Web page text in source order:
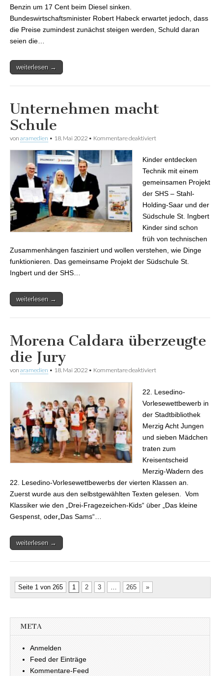
Benzin um 17 Cent beim Diesel sinken.
Bundeswirtschaftsminister Robert Habeck erwartet jedoch, dass
die Preise zumindest zunächst steigen werden, Schuld daran
seien die…
weiterlesen →
Unternehmen macht
Schule
von aramedien • 18. Mai 2022 • Kommentare deaktiviert
Kinder entdecken
Technik mit einem
gemeinsamen Projekt
der SHS – Stahl-
Holding-Saar und der
Südschule St. Ingbert
Kinder sind schon
früh von technischen
Zusammenhängen fasziniert und wollen verstehen, wie Dinge
funktionieren. Das gemeinsame Projekt der Südschule St.
Ingbert und der SHS…
weiterlesen →
Morena Caldara überzeugte
die Jury
von aramedien • 18. Mai 2022 • Kommentare deaktiviert
22. Lesedino-
Vorlesewettbewerb in
der Stadtbibliothek
Merzig Acht Jungen
und sieben Mädchen
traten zum
Kreisentscheid
Merzig-Wadern des
22. Lesedino-Vorlesewettbewerbs der vierten Klassen an.
Zuerst wurde aus den selbstgewählten Texten gelesen. Vom
Klassiker wie den „Drei-Fragezeichen-Kids“ über „Das kleine
Gespenst, oder„Das Sams“…
weiterlesen →
Seite 1 von 265 1 2 3 265 »
META
Anmelden
Feed der Einträge
Kommentare-Feed